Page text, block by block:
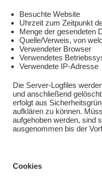
Besuchte Website
Uhrzeit zum Zeitpunkt
Menge der gesendeten
Quelle/Verweis, von
Verwendeter Browser
Verwendetes
Verwendete IP-Adresse
Die Server-Logfiles
und anschließend
erfolgt aus
aufklären zu können.
aufgehoben werden, sind
ausgenommen bis der
Cookies